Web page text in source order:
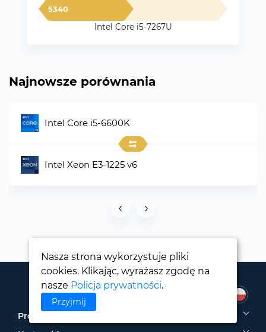
5340
Intel Core i5-7267U
Najnowsze porównania
Intel Core i5-6600K
Intel Xeon E3-1225 v6
‹ ›
Procesory
Nasza strona wykorzystuje pliki
cookies. Klikając, wyrażasz zgodę na
nasze Policja prywatności.
Przyjmij